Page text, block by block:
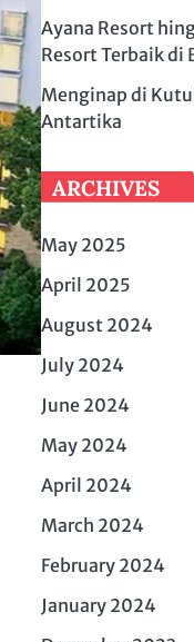
Ayana Resort
Resort Terbaik di
Menginap di
Antartika
ARCHIVES
May 2025
April 2025
August 2024
July 2024
June 2024
May 2024
April 2024
March 2024
February 2024
January 2024